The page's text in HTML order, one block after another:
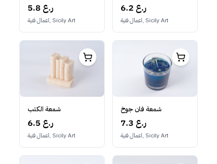
5.8 ر.ع
اعمال فنية, Sicily Art
6.2 ر.ع
اعمال فنية, Sicily Art
شمعة الكتب
6.5 ر.ع
اعمال فنية, Sicily Art
شمعة فان جوخ
7.3 ر.ع
اعمال فنية, Sicily Art